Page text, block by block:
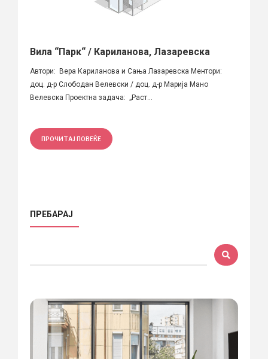
Вила “Парк“ / Кариланова, Лазаревска
Автори: Вера Кариланова и Сања Лазаревска Ментори:
доц. д-р Слободан Велевски / доц. д-р Марија Мано
Велевска Проектна задача: „Раст...
ПРОЧИТАЈ ПОВЕЌЕ
ПРЕБАРАЈ